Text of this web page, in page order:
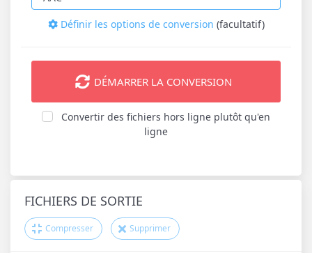
Définir les options de conversion (facultatif)
DÉMARRER LA CONVERSION
Convertir des fichiers hors ligne plutôt qu'en
ligne
FICHIERS DE SORTIE
Compresser Supprimer